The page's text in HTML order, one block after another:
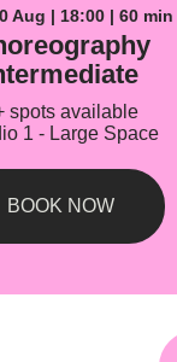
Aug | 18:00 | 60 min
spots available
1 - Large Space
BOOK NOW